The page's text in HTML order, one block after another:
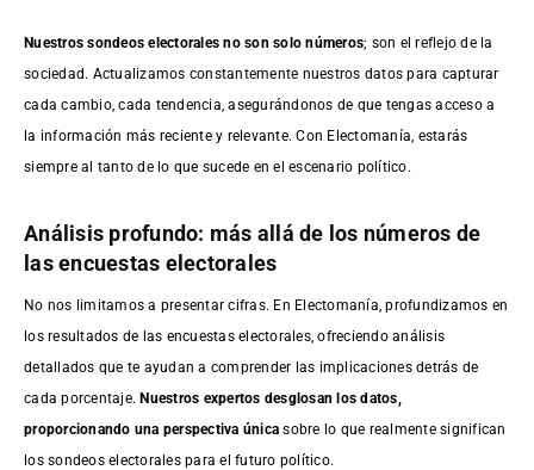
Nuestros sondeos electorales no son solo números; son el reflejo de la
sociedad. Actualizamos constantemente nuestros datos para capturar
cada cambio, cada tendencia, asegurándonos de que tengas acceso a
la información más reciente y relevante. Con Electomanía, estarás
siempre al tanto de lo que sucede en el escenario político.
Análisis profundo: más allá de los números de
las encuestas electorales
No nos limitamos a presentar cifras. En Electomanía, profundizamos en
los resultados de las encuestas electorales, ofreciendo análisis
detallados que te ayudan a comprender las implicaciones detrás de
cada porcentaje.Nuestros expertos desglosan los datos,
proporcionando una perspectiva única sobre lo que realmente significan
los sondeos electorales para el futuro político.